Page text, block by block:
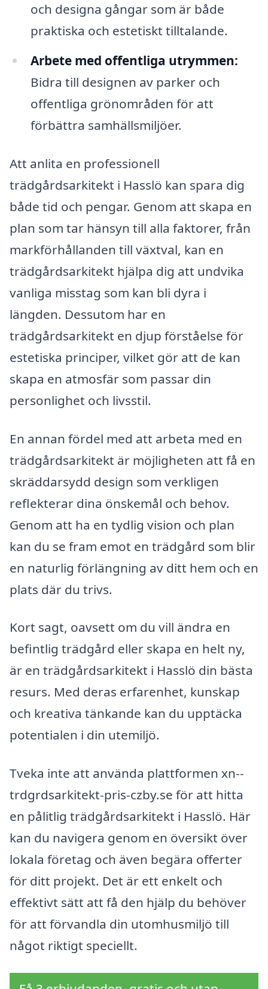
och designa gångar som är både
praktiska och estetiskt tilltalande.
Arbete med offentliga utrymmen:
Bidra till designen av parker och
offentliga grönområden för att
förbättra samhällsmiljöer.
Att anlita en professionell
trädgårdsarkitekt i Hasslö kan spara dig
både tid och pengar. Genom att skapa en
plan som tar hänsyn till alla faktorer, från
markförhållanden till växtval, kan en
trädgårdsarkitekt hjälpa dig att undvika
vanliga misstag som kan bli dyra i
längden. Dessutom har en
trädgårdsarkitekt en djup förståelse för
estetiska principer, vilket gör att de kan
skapa en atmosfär som passar din
personlighet och livsstil.
En annan fördel med att arbeta med en
trädgårdsarkitekt är möjligheten att få en
skräddarsydd design som verkligen
reflekterar dina önskemål och behov.
Genom att ha en tydlig vision och plan
kan du se fram emot en trädgård som blir
en naturlig förlängning av ditt hem och en
plats där du trivs.
Kort sagt, oavsett om du vill ändra en
befintlig trädgård eller skapa en helt ny,
är en trädgårdsarkitekt i Hasslö din bästa
resurs. Med deras erfarenhet, kunskap
och kreativa tänkande kan du upptäcka
potentialen i din utemiljö.
Tveka inte att använda plattformen xn--
trdgrdsarkitekt-pris-czby.se för att hitta
en pålitlig trädgårdsarkitekt i Hasslö. Här
kan du navigera genom en översikt över
lokala företag och även begära offerter
för ditt projekt. Det är ett enkelt och
effektivt sätt att få den hjälp du behöver
för att förvandla din utomhusmiljö till
något riktigt speciellt.